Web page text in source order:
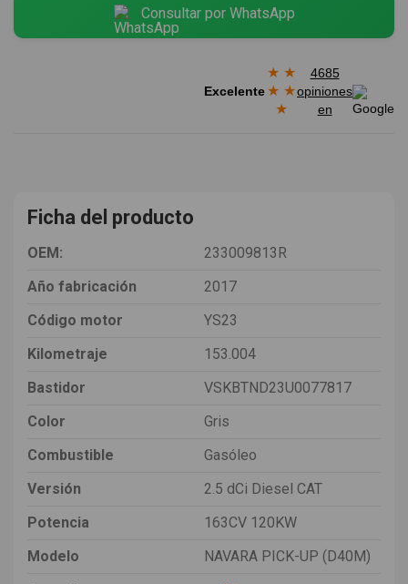
Consultar por WhatsApp
Excelente
★ ★
★ ★
★
4685
opiniones
en
Ficha del producto
OEM:
233009813R
Año fabricación
2017
Código motor
YS23
Kilometraje
153.004
Bastidor
VSKBTND23U0077817
Color
Gris
Combustible
Gasóleo
Versión
2.5 dCi Diesel CAT
Potencia
163CV 120KW
Modelo
NAVARA PICK-UP (D40M)